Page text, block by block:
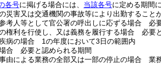
各号に掲げる場合には、 当該各号に定める期間
災害又は交通機関の事故等により出勤するこ
考人等として官公署の呼出しに応ずる場合 必
権利を行使し、又は義務を履行する場合 必要
病の場合 1の年度において3日の範囲内
合 必要と認められる期間
由による業務の全部又は一部の停止の場合 業